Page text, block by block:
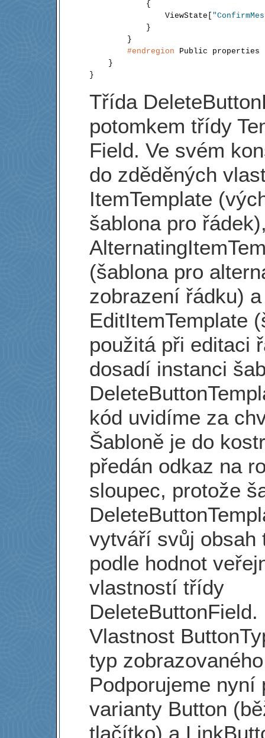
            {
                ViewState[
            }
        }
#endregion Public properties
    }
Třída
potomkem třídy
Field. Ve svém
do zděděných
ItemTemplate
šablona pro
(šablona pro
zobrazení řádku) a
EditItemTemplate
použitá při editaci
dosadí instanci
kód uvidíme za
Šabloně je do
předán odkaz na
sloupec, protože
vytváří svůj obsah
podle hodnot
vlastností třídy
DeleteButtonField.
Vlastnost
typ
Podporujeme nyní
varianty Button
tlačítko) a